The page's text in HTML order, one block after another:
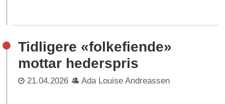
Tidligere «folkefiende»
mottar hederspris
21.04.2026 Ada Louise Andreassen